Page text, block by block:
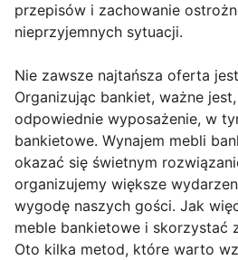
przepisów i zachowanie
nieprzyjemnych sytuacji.
Nie zawsze najtańsza oferta
Organizując bankiet, ważne
odpowiednie wyposażenie, w
bankietowe. Wynajem mebli
okazać się świetnym
organizujemy większe
wygodę naszych gości. Jak
meble bankietowe i skorzystać
Oto kilka metod, które warto